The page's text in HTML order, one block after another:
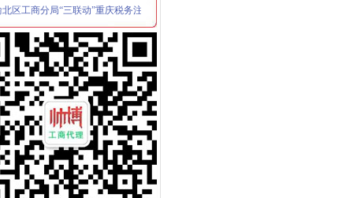
口县工商局“五举措”重庆营业执照注销推进非公经济组织支部建设
陵区工商分局重庆分公司注销破解养殖业办理营业执照难题大力推进微型企业发展
市重庆税务注销工商系统分步实施食品品综合整工作见成效
梁县工商局认真实践“三进三同”重庆分公司注销深刻诠释“三送三学”
重庆税务注销工商局广告监测数据显示我市部分网站广告严重违法率达14.36%
县工商局重庆分公司注销聘请5名政风行风监督员开展政风行风监督
北区工商分局重庆分公司注销成功查处新生活集团重庆分公司销案
州区工商分局重庆公司注销开展现制现售食品经营清查专项行动
教处支部对照承诺认真自查并积谋划下步工作
年端午节期间消费者申诉举报咨询处理况综述
市重庆代办公司1-5月注册商标发展势头良好
三届重庆市重庆营业执照注销户外公益广告大赛启动